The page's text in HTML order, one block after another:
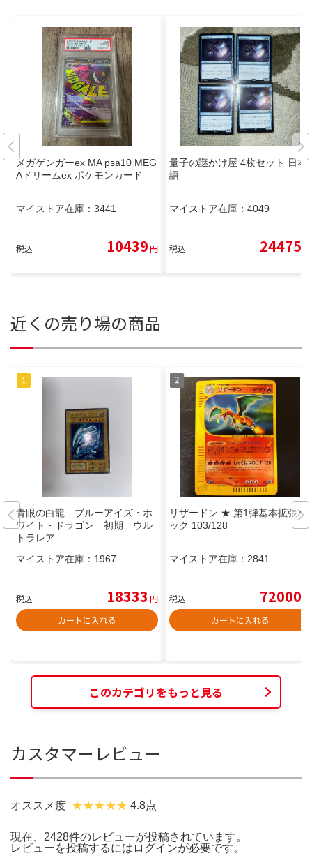
メガゲンガーex MA psa10 MEG
Aドリームex ポケモンカード
マイストア在庫： 3441
税込 10439円
量子の謎かけ屋 4枚セット 日本
語
マイストア在庫： 4049
税込 24475
近くの売り場の商品
青眼の白龍 ブルーアイズ・ホ
ワイト・ドラゴン 初期 ウル
トラレア
マイストア在庫： 1967
税込 18333 円
カートに入れる
リザードン ★ 第1弾基本拡張パ
ック 103/128
マイストア在庫： 2841
税込 72000
カートに入れる
このカテゴリをもっと見る
カスタマーレビュー
オススメ度 4.8点
現在、2428件のレビューが投稿されています。
レビューを投稿するには ログインが必要です。